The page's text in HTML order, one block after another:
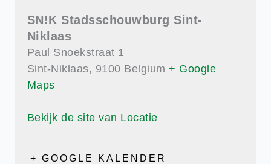
SN!K Stadsschouwburg Sint-
Niklaas
Paul Snoekstraat 1
Sint-Niklaas, 9100 Belgium + Google
Maps
Bekijk de site van Locatie
+ GOOGLE KALENDER